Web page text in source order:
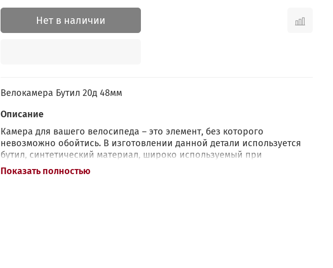
Нет в наличии
Велокамера Бутил 20д 48мм
Описание
Камера для вашего велосипеда – это элемент, без которого
невозможно обойтись. В изготовлении данной детали используется
бутил, синтетический материал, широко используемый при
производстве камер для повседневной эксплуатации. Бутил обладает
Показать полностью